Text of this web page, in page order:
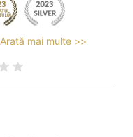
Arată mai multe >>